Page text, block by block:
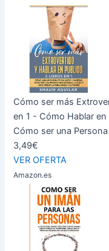
Cómo ser más
en 1 - Cómo Hablar
Cómo ser una
3,49€
VER OFERTA
Amazon.es